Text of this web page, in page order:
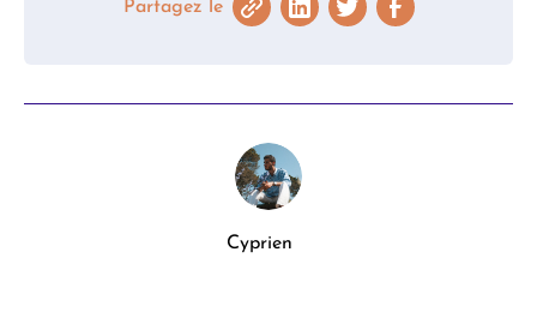
Partagez le
Cyprien